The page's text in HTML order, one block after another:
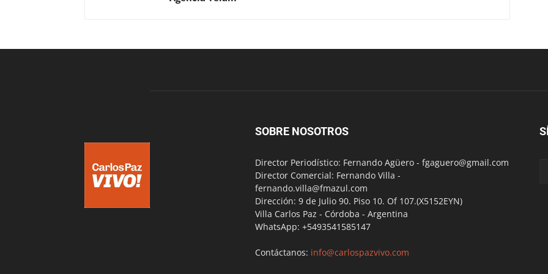
SOBRE NOSOTROS
Director Periodístico: Fernando Agüero - fgaguero@gmail.com
Director Comercial: Fernando Villa -
fernando.villa@fmazul.com
Dirección: 9 de Julio 90. Piso 10. Of 107.(X5152EYN)
Villa Carlos Paz - Córdoba - Argentina
WhatsApp: +5493541585147
Contáctanos: info@carlospazvivo.com